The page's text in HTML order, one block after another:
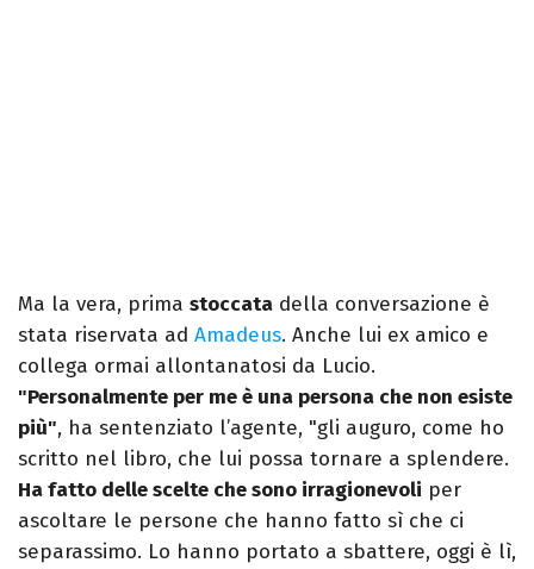
Ma la vera, prima stoccata della conversazione è
stata riservata ad Amadeus. Anche lui ex amico e
collega ormai allontanatosi da Lucio.
"Personalmente per me è una persona che non esiste
più", ha sentenziato l’agente, "gli auguro, come ho
scritto nel libro, che lui possa tornare a splendere.
Ha fatto delle scelte che sono irragionevoli per
ascoltare le persone che hanno fatto sì che ci
separassimo. Lo hanno portato a sbattere, oggi è lì,